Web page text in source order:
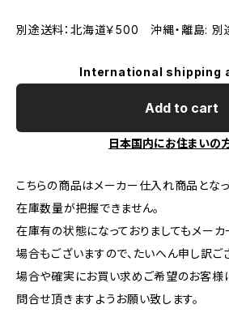
別途送料：北海道￥500 沖縄・離島:
International shipping
Add to cart
日本国内にお住まいの
こちらの商品はメーカー仕入れ商品とな
在庫数量が把握できません。
在庫有の状態になっておりましてもメーカ
場合もございますので、たいへん申し訳ご
場合や確実にお買い求めご希望のお客様
問合せ頂きますようお願い致します。